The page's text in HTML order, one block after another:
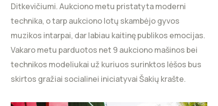
Ditkevičiumi. Aukciono metu pristatyta moderni
technika, o tarp aukciono lotų skambėjo gyvos
muzikos intarpai, dar labiau kaitinę publikos emocijas.
Vakaro metu parduotos net 9 aukciono mašinos bei
technikos modeliukai už kuriuos surinktos lėšos bus
skirtos gražiai socialinei iniciatyvai Šakių krašte.